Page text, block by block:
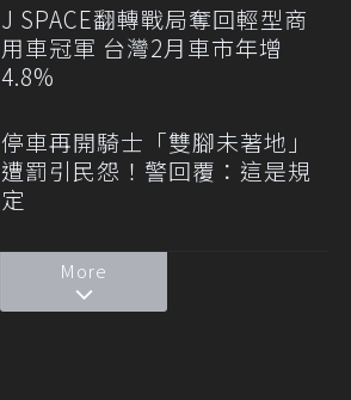
J SPACE翻轉戰局奪回輕型商
用車冠軍 台灣2月車市年增
4.8%
停車再開騎士「雙腳未著地」
遭罰引民怨！警回覆：這是規
定
More